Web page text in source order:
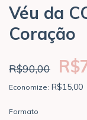
Véu da
Coração
R$90,00
Economize: R$15,00
Formato